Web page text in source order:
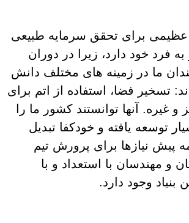
عظیمی برای تحقق سرمایه طبیعی
فرد خود دارد، زیرا در دوران
ما در زمینه های مختلف دانش
تسخیر فضا، استفاده از اتم برای
غیره. آنها توانستند کشور ما را
توسعه یافته و خودکفا تبدیل
پیش نیازها برای پرورش تیم
و مهندسان با استعداد و با
بنیاد وجود دارد.